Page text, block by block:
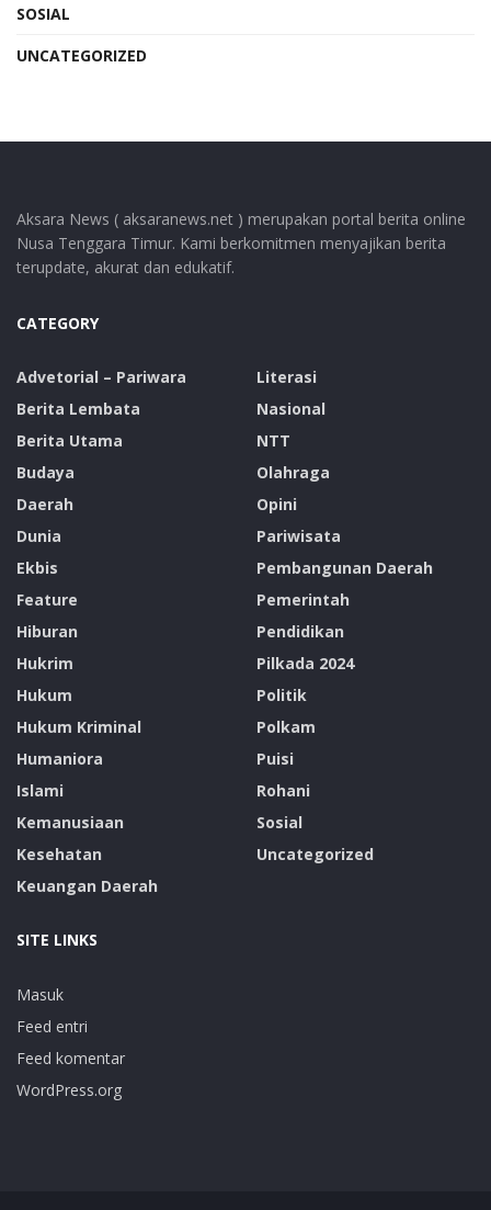
SOSIAL
UNCATEGORIZED
Aksara News ( aksaranews.net ) merupakan portal berita online
Nusa Tenggara Timur. Kami berkomitmen menyajikan berita
terupdate, akurat dan edukatif.
CATEGORY
Advetorial – Pariwara
Berita Lembata
Berita Utama
Budaya
Daerah
Dunia
Ekbis
Feature
Hiburan
Hukrim
Hukum
Hukum Kriminal
Humaniora
Islami
Kemanusiaan
Kesehatan
Keuangan Daerah
Literasi
Nasional
NTT
Olahraga
Opini
Pariwisata
Pembangunan Daerah
Pemerintah
Pendidikan
Pilkada 2024
Politik
Polkam
Puisi
Rohani
Sosial
Uncategorized
SITE LINKS
Masuk
Feed entri
Feed komentar
WordPress.org